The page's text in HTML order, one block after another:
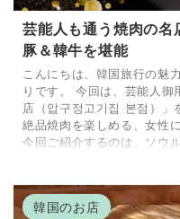
芸能人も通う焼肉の
豚＆韓牛を堪能
こんにちは、韓国旅行の魅
りです。 今回は、芸能人
店（압구정고기집 본점）」
絶品焼肉を楽しめる、女性
今回ご紹介するのは、ソウ
プ」 済州島産の黒豚や上質
人も通うことで知られてい
韓国のお店